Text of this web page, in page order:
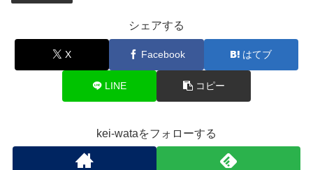
シェアする
X Facebook はてブ
LINE コピー
kei-wataをフォローする